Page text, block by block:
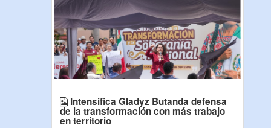
Intensifica Gladyz Butanda defensa
de la transformación con más trabajo
en territorio